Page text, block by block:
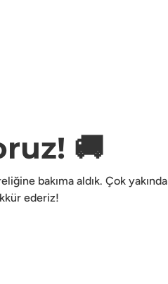
🚚
bakıma aldık. Çok yakında
ederiz!